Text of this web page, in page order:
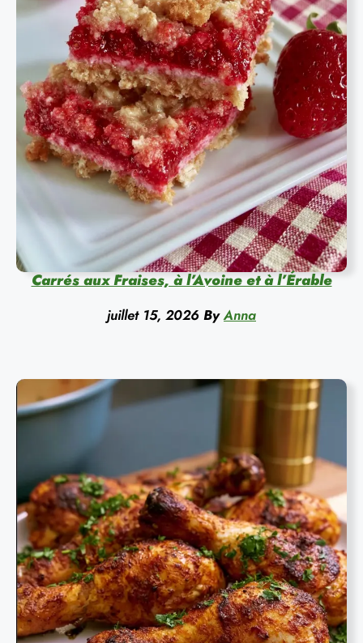
Carrés aux Fraises, à l’Avoine et à l’Érable
juillet 15, 2026 By Anna